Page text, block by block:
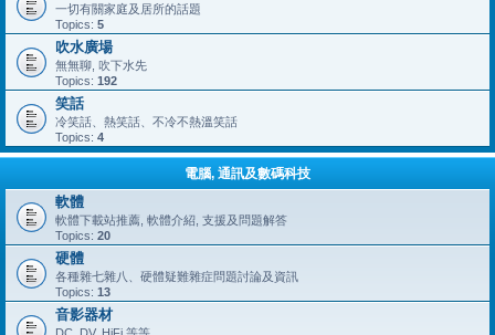
一切有關家庭及居所的話題
Topics: 5
吹水廣場
無無聊, 吹下水先
Topics: 192
笑話
冷笑話、熱笑話、不冷不熱溫笑話
Topics: 4
電腦, 通訊及數碼科技
軟體
軟體下載站推薦, 軟體介紹, 支援及問題解答
Topics: 20
硬體
各種雜七雜八、硬體疑難雜症問題討論及資訊
Topics: 13
音影器材